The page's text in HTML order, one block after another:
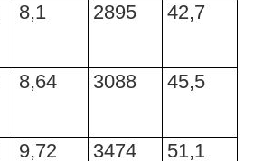
8,1 2895 42,7
8,64 3088 45,5
9,72 3474 51,1